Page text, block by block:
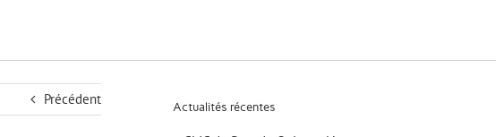
Précédent Actualités récentes